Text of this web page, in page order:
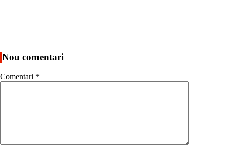
Nou comentari
Comentari *